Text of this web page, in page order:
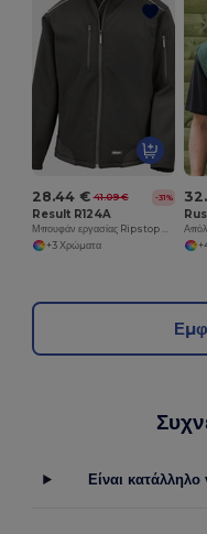
28.44 € 41.09 € -31%
Result R124A
Μπουφάν εργασίας Ripstop softshell
+3 Χρώματα
Είναι